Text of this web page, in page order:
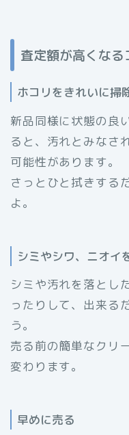
査定額が高くなる
ホコリをきれいに掃
新品同様に状態の良
ると、汚れとみなさ
可能性があります。
さっとひと拭きする
よ。
シミやシワ、ニオイ
シミや汚れを落とし
ったりして、出来る
う。
売る前の簡単なクリ
変わります。
早めに売る